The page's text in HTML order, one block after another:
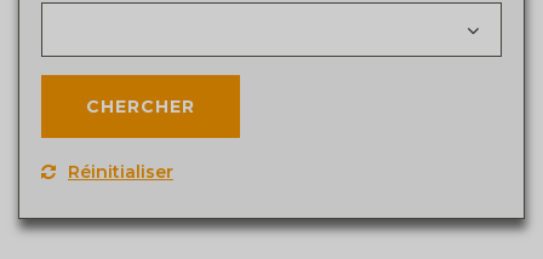
Réinitialiser